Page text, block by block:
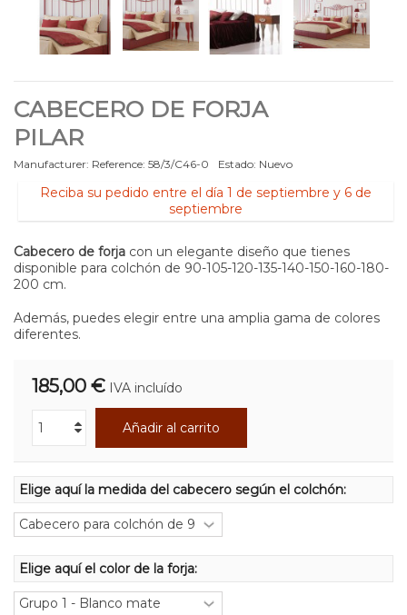
CABECERO DE FORJA
PILAR
Manufacturer: Reference: 58/3/C46-0 Estado: Nuevo
Reciba su pedido entre el día 1 de septiembre y 6 de
septiembre
Cabecero de forja con un elegante diseño que tienes
disponible para colchón de 90-105-120-135-140-150-160-180-
200 cm.
Además, puedes elegir entre una amplia gama de colores
diferentes.
185,00 € IVA incluído
Añadir al carrito
Elige aquí la medida del cabecero según el colchón:
Elige aquí el color de la forja: